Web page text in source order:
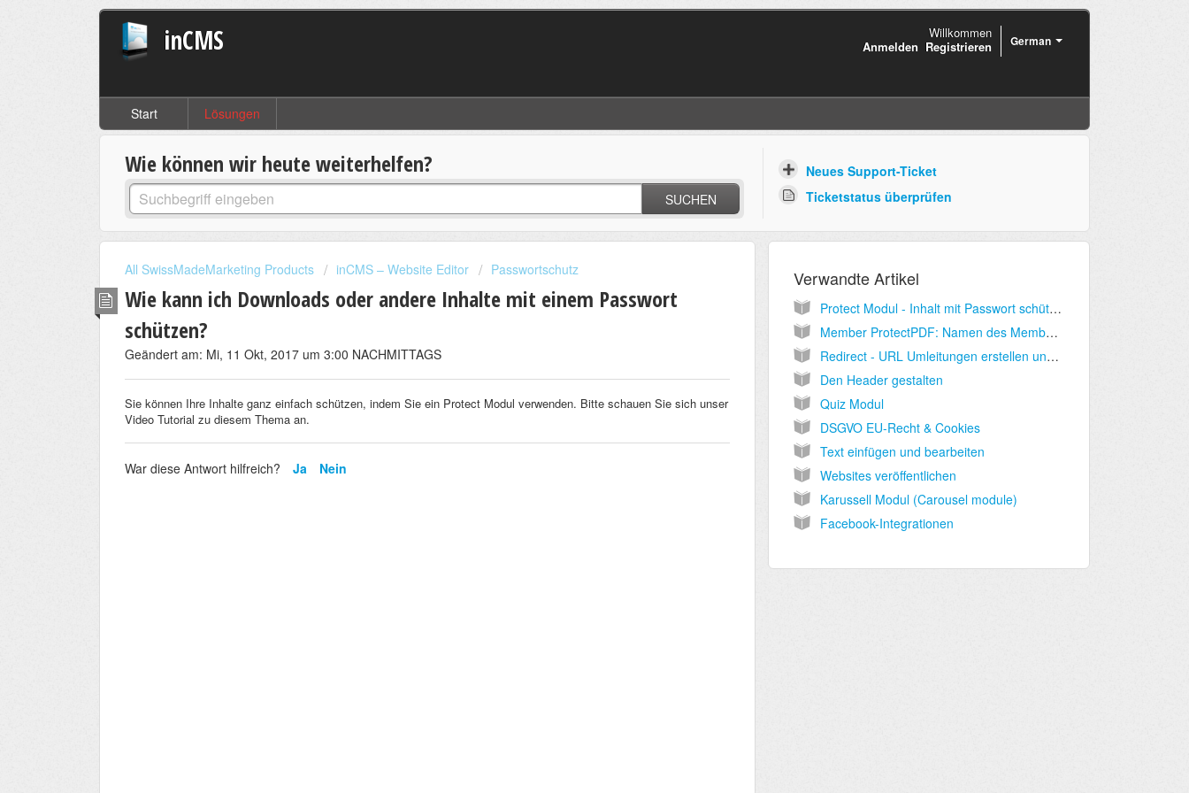
inCMS German
Willkommen
Anmelden Registrieren
Start Lösungen
Wie können wir heute weiterhelfen?
SUCHEN
Neues Support-Ticket
Ticketstatus überprüfen
All SwissMadeMarketing Products inCMS – Website Editor Passwortschutz
Wie kann ich Downloads oder andere Inhalte mit einem Passwort
schützen?
Geändert am: Mi, 11 Okt, 2017 um 3:00 NACHMITTAGS
Sie können Ihre Inhalte ganz einfach schützen, indem Sie ein Protect Modul verwenden. Bitte schauen Sie sich unser
Video Tutorial zu diesem Thema an.
War diese Antwort hilfreich? Ja Nein
Verwandte Artikel
Protect Modul - Inhalt mit Passwort schützen
Member ProtectPDF: Namen des Members in ein PDF eindrucken
Redirect - URL Umleitungen erstellen und verwalten
Den Header gestalten
Quiz Modul
DSGVO EU-Recht & Cookies
Text einfügen und bearbeiten
Websites veröffentlichen
Karussell Modul (Carousel module)
Facebook-Integrationen